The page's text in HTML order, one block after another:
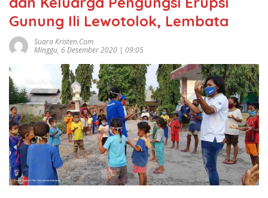
Gunung Ili Lewotolok, Lembata
Suara Kristen.com
Minggu, 6 Desember 2020 | 09:05